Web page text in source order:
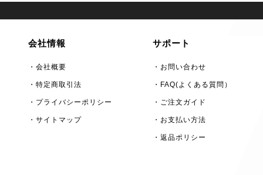
会社情報
・会社概要
・特定商取引法
・プライバシーポリシー
・サイトマップ
サポート
・お問い合わせ
・FAQ(よくある質問）
・ご注文ガイド
・お支払い方法
・返品ポリシー